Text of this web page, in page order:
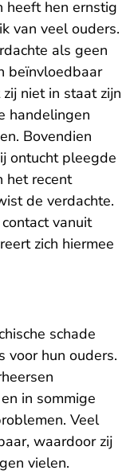
heeft hen ernstig
van veel ouders.
als geen
beïnvloedbaar
niet in staat zijn
handelingen
Bovendien
ontucht pleegde
het recent
de verdachte.
vanuit
zich hiermee
schade
voor hun ouders.
in sommige
Veel
waardoor zij
vielen.